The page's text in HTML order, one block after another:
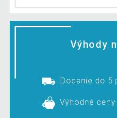
Výhody
Dodanie do 5
Výhodné ceny